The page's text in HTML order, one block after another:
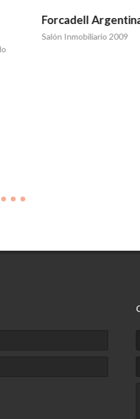
Forcadell Argentina SA
Salón Inmobiliario 2009